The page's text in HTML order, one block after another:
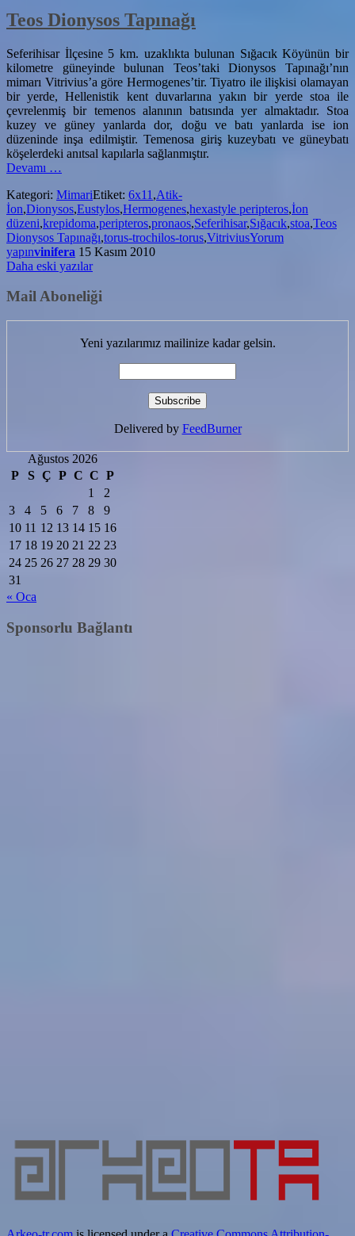
Teos Dionysos Tapınağı
Seferihisar İlçesine 5 km. uzaklıkta bulunan Sığacık Köyünün bir
kilometre güneyinde bulunan Teos’taki Dionysos Tapınağı’nın
mimarı Vitrivius’a göre Hermogenes’tir. Tiyatro ile ilişkisi olamayan
bir yerde, Hellenistik kent duvarlarına yakın bir yerde stoa ile
çevrelenmiş bir temenos alanının batısında yer almaktadır. Stoa
kuzey ve güney yanlarda dor, doğu ve batı yanlarda ise ion
düzeninde inşa edilmiştir. Temenosa giriş kuzeybatı ve güneybatı
köşelerdeki anıtsal kapılarla sağlanmıştır.
Devamı
Tapınağı
…
Kategori: MimariEtiket: 6x11 ,Atik-
İon,Dionysos,Eustylos,Hermogenes,hexastyle peripteros,İon
düzeni,krepidoma,peripteros,pronaos,Seferihisar,Sığacık,stoa,Teos
Dionysos Tapınağı,torus-trochilos-torus,VitriviusYorum
yapınvinifera 15 Kasım 2010
Yazı
gezinmesi
Daha eski yazılar
Mail Aboneliği
Yeni yazılarımız mailinize kadar gelsin.
Delivered by FeedBurner
Ağustos 2026
P
S Ç P C C P
1
2
3
4 5 6 7 8
9
10 11 12 13 14 15 16
17 18 19 20 21 22 23
24 25 26 27 28 29 30
31
« Oca
Sponsorlu Bağlantı